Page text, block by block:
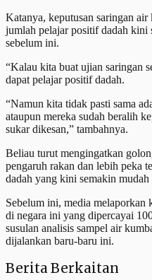
Katanya, keputusan saringan
jumlah pelajar positif dadah kini
sebelum ini.
“Kalau kita buat ujian saringan
dapat pelajar positif dadah.
“Namun kita tidak pasti sama
ataupun mereka sudah beralih
sukar dikesan,” tambahnya.
Beliau turut mengingatkan
pengaruh rakan dan lebih peka
dadah yang kini semakin mudah
Sebelum ini, media melaporkan
di negara ini yang dipercayai
susulan analisis sampel air
dijalankan baru-baru ini.
Berita Berkaitan